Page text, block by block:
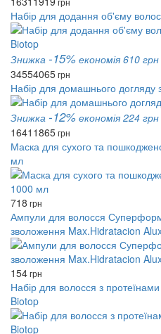
Набір для додання об'єму
Знижка -15% економія 610 грн
34554065грн
Набір для домашнього
Знижка -12% економія 224 грн
1641 1865грн
Маска для сухого та
мл
718 грн
Ампули для волосся
зволоження Max.Hidratacion
154грн
Набір для волосся з
Biotop